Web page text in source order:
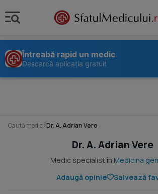
Întreabă rapid un medic
Descarcă aplicația gratuit
Caută medic›Dr. A. Adrian Vere
Dr. A. Adrian Vere
Medic specialist în Medicina
Adaugă opinie
Salvează